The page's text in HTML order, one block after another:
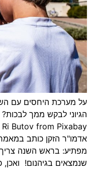
על מערכת היחסים עם
הגיוני לבקש ממך
אדמו"ר הזקן כותב
מפתיע: בראש השנה
שנמצאים בגיהנום!